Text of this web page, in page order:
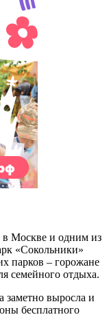
в Москве и одним из
«Сокольники»
парков – горожане
семейного отдыха.
заметно выросла и
бесплатного